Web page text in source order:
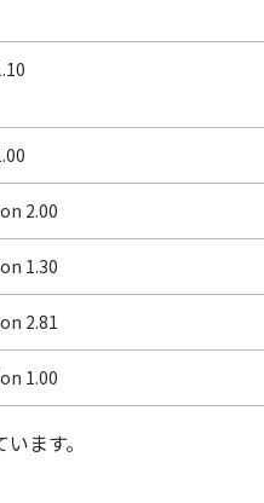
2.00
1.30
2.81
1.00
ます。